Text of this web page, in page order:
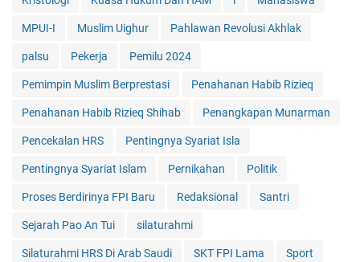
MPUI-I Muslim Uighur Pahlawan Revolusi Akhlak
palsu Pekerja Pemilu 2024
Pemimpin Muslim Berprestasi Penahanan Habib Rizieq
Penahanan Habib Rizieq Shihab Penangkapan Munarman
Pencekalan HRS Pentingnya Syariat Isla
Pentingnya Syariat Islam Pernikahan Politik
Proses Berdirinya FPI Baru Redaksional Santri
Sejarah Pao An Tui silaturahmi
Silaturahmi HRS Di Arab Saudi SKT FPI Lama Sport